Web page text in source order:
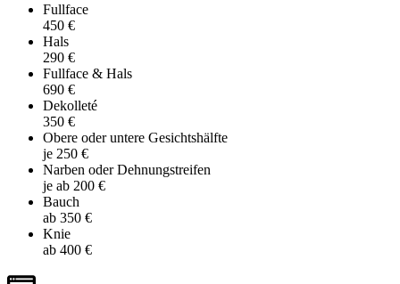
Fullface
450 €
Hals
290 €
Fullface & Hals
690 €
Dekolleté
350 €
Obere oder untere Gesichtshälfte
je 250 €
Narben oder Dehnungstreifen
je ab 200 €
Bauch
ab 350 €
Knie
ab 400 €